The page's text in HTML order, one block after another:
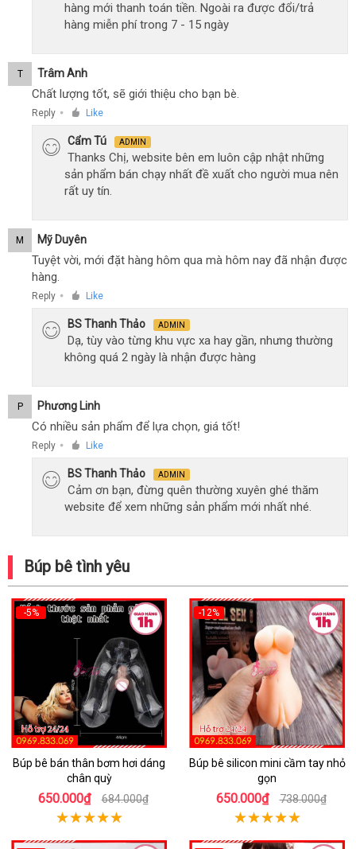
hàng mới thanh toán tiền. Ngoài ra được đổi/trả
hàng miễn phí trong 7 - 15 ngày
T Trâm Anh
Chất lượng tốt, sẽ giới thiệu cho bạn bè.
Reply ● Like
Cẩm Tú ADMIN
Thanks Chị, website bên em luôn cập nhật những
sản phẩm bán chạy nhất đề xuất cho người mua nên
rất uy tín.
M Mỹ Duyên
Tuyệt vời, mới đặt hàng hôm qua mà hôm nay đã nhận được
hàng.
Reply ● Like
BS Thanh Thảo ADMIN
Dạ, tùy vào từng khu vực xa hay gần, nhưng thường
không quá 2 ngày là nhận được hàng
P Phương Linh
Có nhiều sản phẩm để lựa chọn, giá tốt!
Reply ● Like
BS Thanh Thảo ADMIN
Cảm ơn bạn, đừng quên thường xuyên ghé thăm
website để xem những sản phẩm mới nhất nhé.
Búp bê tình yêu
-5%
Búp bê bán thân bơm hơi dáng
chân quỳ
650.000₫ 684.000₫
-12%
Búp bê silicon mini cầm tay nhỏ
gọn
650.000₫ 738.000₫